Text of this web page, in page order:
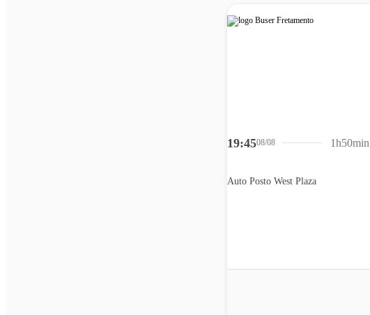
19:4508/08
Auto Posto West Plaza
1h50min